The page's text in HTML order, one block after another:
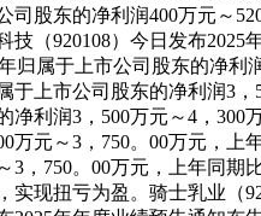
司股东的净利润400万元
（920108）今日发布
归属于上市公司股东的净
于上市公司股东的净利润3
利润3，500万元～4，
元～3，750。00万元，
，750。00万元，上年同
现扭亏为盈。骑士乳业